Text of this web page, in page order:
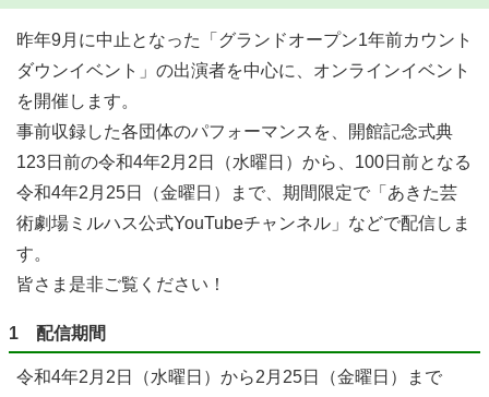
昨年9月に中止となった「グランドオープン1年前カウント
ダウンイベント」の出演者を中心に、オンラインイベント
を開催します。
事前収録した各団体のパフォーマンスを、開館記念式典
123日前の令和4年2月2日（水曜日）から、100日前となる
令和4年2月25日（金曜日）まで、期間限定で「あきた芸
術劇場ミルハス公式YouTubeチャンネル」などで配信しま
す。
皆さま是非ご覧ください！
1 配信期間
令和4年2月2日（水曜日）から2月25日（金曜日）まで